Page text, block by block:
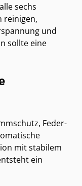
sechs
reinigen,
und
sollte eine
Feder-
mit stabilem
ein